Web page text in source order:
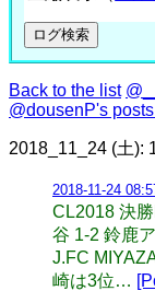
Back to the list
@dousenP's
2018_11_24 (土):
2018-11-24
CL2018 決
谷 1-2 鈴鹿
J.FC
崎は3位…